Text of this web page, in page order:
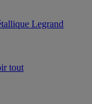
Legrand
tout